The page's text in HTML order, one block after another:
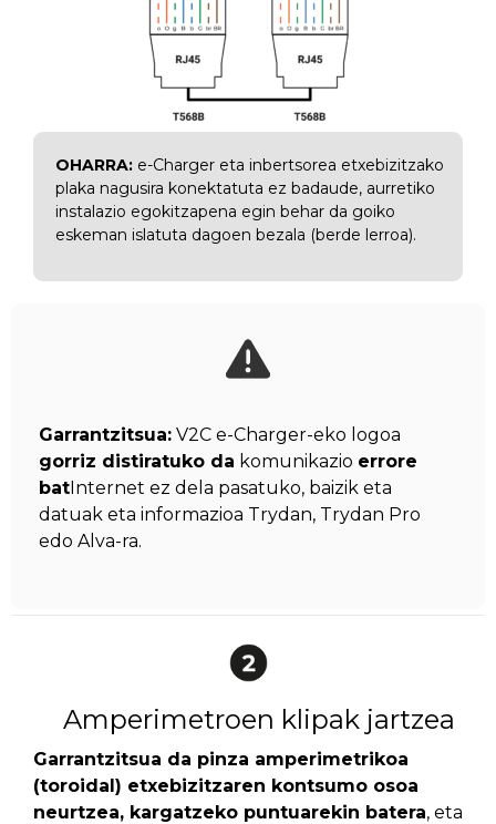
OHARRA: e-Charger eta inbertsorea etxebizitzako
plaka nagusira konektatuta ez badaude, aurretiko
instalazio egokitzapena egin behar da goiko
eskeman islatuta dagoen bezala (berde lerroa).
Garrantzitsua: V2C e-Charger-eko logoa
gorriz distiratuko da komunikazio errore
batInternet ez dela pasatuko, baizik eta
datuak eta informazioa Trydan, Trydan Pro
edo Alva-ra.
Amperimetroen klipak jartzea
Garrantzitsua da pinza amperimetrikoa
(toroidal) etxebizitzaren kontsumo osoa
neurtzea, kargatzeko puntuarekin batera, eta